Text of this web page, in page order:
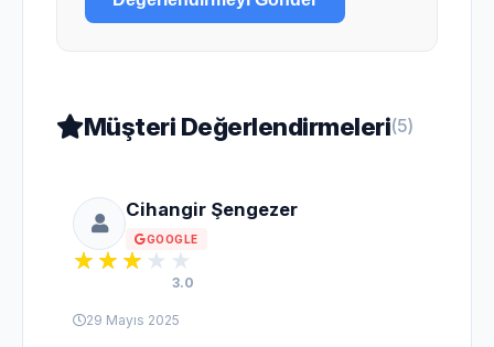
Müşteri Değerlendirmeleri(5)
Cihangir Şengezer
GOOGLE
3.0
29 Mayıs 2025